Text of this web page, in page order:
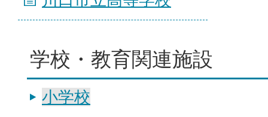
学校・教育関連施設
小学校